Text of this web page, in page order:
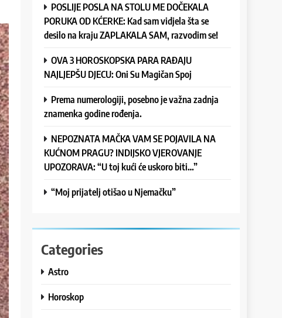
POSLIJE POSLA NA STOLU ME DOČEKALA
PORUKA OD KĆERKE: Kad sam vidjela šta se
desilo na kraju ZAPLAKALA SAM, razvodim se!
OVA 3 HOROSKOPSKA PARA RAĐAJU
NAJLJEPŠU DJECU: Oni Su Magičan Spoj
Prema numerologiji, posebno je važna zadnja
znamenka godine rođenja.
NEPOZNATA MAČKA VAM SE POJAVILA NA
KUĆNOM PRAGU? INDIJSKO VJEROVANJE
UPOZORAVA: “U toj kući će uskoro biti…”
“Moj prijatelj otišao u Njemačku”
Categories
Astro
Horoskop